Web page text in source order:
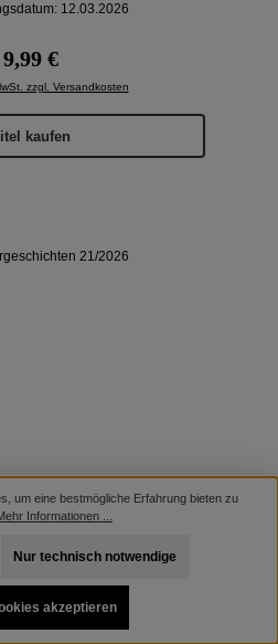
12.03.2026
Regulärer Preis:
9,99 €
zzgl. Versandkosten
kaufen
um eine bestmögliche Erfahrung bieten zu
Informationen ...
Nur technisch notwendige
akzeptieren